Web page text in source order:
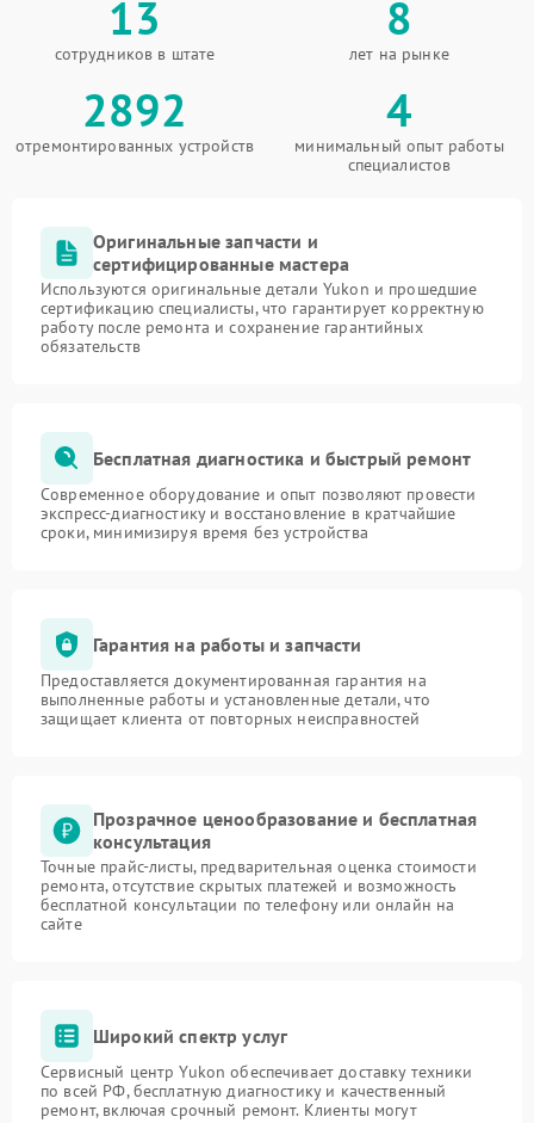
13
сотрудников в штате
8
лет на рынке
2892
отремонтированных устройств
4
минимальный опыт работы
специалистов
Оригинальные запчасти и
сертифицированные мастера
Используются оригинальные детали Yukon и прошедшие
сертификацию специалисты, что гарантирует корректную
работу после ремонта и сохранение гарантийных
обязательств
Бесплатная диагностика и быстрый ремонт
Современное оборудование и опыт позволяют провести
экспресс-диагностику и восстановление в кратчайшие
сроки, минимизируя время без устройства
Гарантия на работы и запчасти
Предоставляется документированная гарантия на
выполненные работы и установленные детали, что
защищает клиента от повторных неисправностей
Прозрачное ценообразование и бесплатная
консультация
Точные прайс-листы, предварительная оценка стоимости
ремонта, отсутствие скрытых платежей и возможность
бесплатной консультации по телефону или онлайн на
сайте
Широкий спектр услуг
Сервисный центр Yukon обеспечивает доставку техники
по всей РФ, бесплатную диагностику и качественный
ремонт, включая срочный ремонт. Клиенты могут